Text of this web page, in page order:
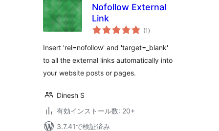
Nofollow External
Link
(1 個
の
価
)
Insert 'rel=nofollow' and 'target=_blank'
to all the external links automatically into
your website posts or pages.
Dinesh S
有効インストール数: 20+
3.7.41で検証済み